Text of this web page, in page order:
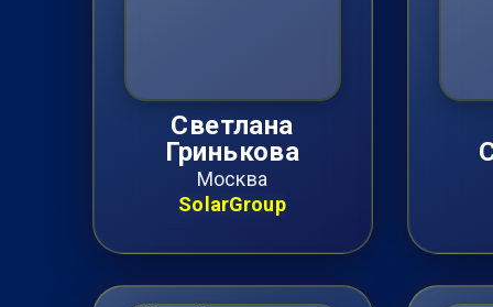
Светлана
Гринькова
Москва
SolarGroup